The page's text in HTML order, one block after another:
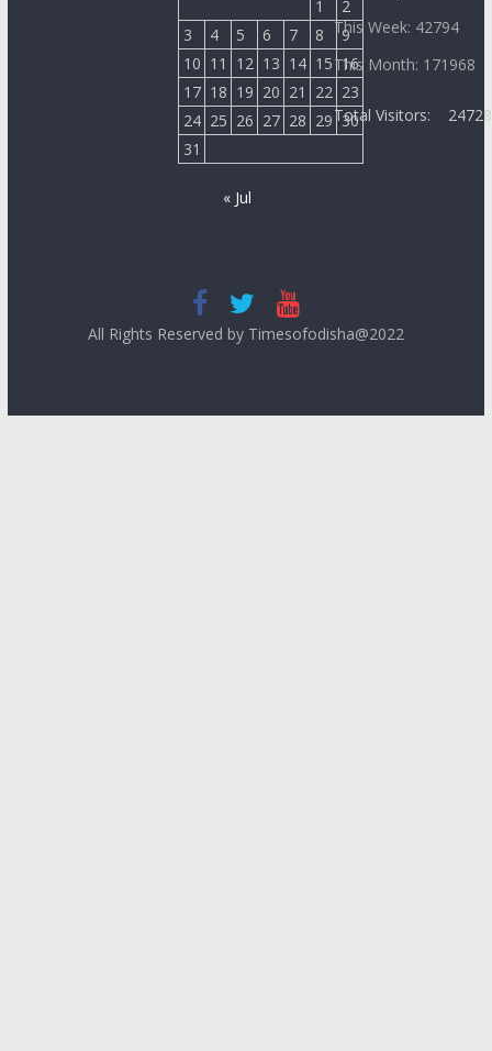
1
2
3
4 5 6 7 8
9
10 11 12 13 14 15 16
17 18 19 20 21 22 23
24 25 26 27 28 29 30
31
« Jul
This Week: 42794
This Month: 171968
Total Visitors:
All Rights Reserved by Timesofodisha@2022